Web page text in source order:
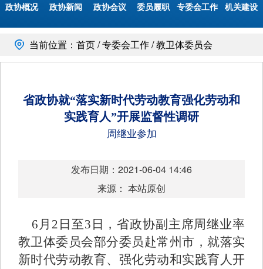
政协概况 政协新闻 政协会议 委员履职 专委会工作 机关建设
当前位置：首页 / 专委会工作 / 教卫体委员会
省政协就“落实新时代劳动教育强化劳动和
实践育人”开展监督性调研
周继业参加
发布日期：2021-06-04 14:46
来源： 本站原创
6 月 2 日至3 日，省政协副主席周继业率
教卫体委员会部分委员赴常州市，就落实
新时代劳动教育、强化劳动和实践育人开